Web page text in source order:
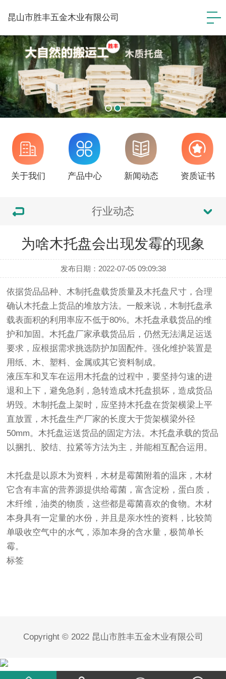
昆山市胜丰五金木业有限公司
关于我们 产品中心 新闻动态 资质证书
行业动态
为啥木托盘会出现发霉的现象
发布日期：2022-07-05 09:09:38
依据货品品种、木制托盘载货质量及木托盘尺寸，合理
确认木托盘上货品的堆放方法。一般来说，木制托盘承
载表面积的利用率应不低于80%。木托盘承载货品的维
护和加固。木托盘厂家承载货品后，仍然无法满足运送
要求，应根据需求挑选防护加固配件。强化维护装置是
用纸、木、塑料、金属或其它资料制成。
液压车和叉车在运用木托盘的过程中，要坚持匀速的进
退和上下，避免急刹，急转造成木托盘损坏，造成货品
坍毁。木制托盘上架时，应坚持木托盘在货架横梁上平
直放置，木托盘生产厂家的长度大于货架横梁外径
50mm。木托盘运送货品的固定方法。木托盘承载的货品
以捆扎、胶结、拉紧等方法为主，并能相互配合运用。
木托盘是以原木为资料，木材是霉菌附着的温床，木材
它含有丰富的营养源提供给霉菌，富含淀粉，蛋白质，
木纤维，油类的物质，这些都是霉菌喜欢的食物。木材
本身具有一定量的水份，并且是亲水性的资料，比较简
单吸收空气中的水气，添加本身的含水量，极简单长
霉。
标签
Copyright © 2022 昆山市胜丰五金木业有限公司